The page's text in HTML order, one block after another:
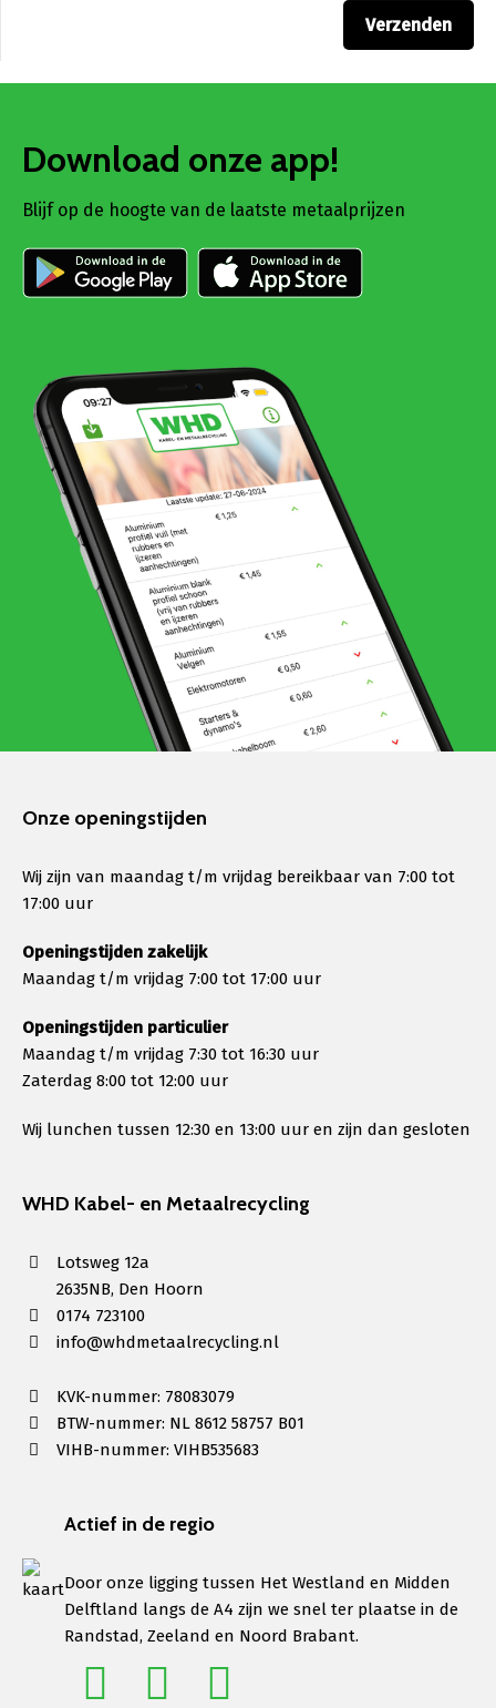
Download onze app!
Blijf op de hoogte van de laatste metaalprijzen
Onze openingstijden
Wij zijn van maandag t/m vrijdag bereikbaar van 7:00 tot
17:00 uur
Openingstijden zakelijk
Maandag t/m vrijdag 7:00 tot 17:00 uur
Openingstijden particulier
Maandag t/m vrijdag 7:30 tot 16:30 uur
Zaterdag 8:00 tot 12:00 uur
Wij lunchen tussen 12:30 en 13:00 uur en zijn dan gesloten
WHD Kabel- en Metaalrecycling
Lotsweg 12a
2635NB, Den Hoorn
0174 723100
info@whdmetaalrecycling.nl
KVK-nummer: 78083079
BTW-nummer: NL 8612 58757 B01
VIHB-nummer: VIHB535683
Actief in de regio
Door onze ligging tussen Het Westland en Midden
Delftland langs de A4 zijn we snel ter plaatse in de
Randstad, Zeeland en Noord Brabant.